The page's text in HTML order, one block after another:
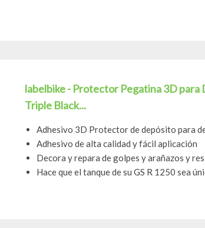
labelbike - Protector Pegatina 3D
Triple Black...
Adhesivo 3D Protector de depósito para
Adhesivo de alta calidad y fácil aplicación
Decora y repara de golpes y arañazos y
Hace que el tanque de su GS R 1250 sea